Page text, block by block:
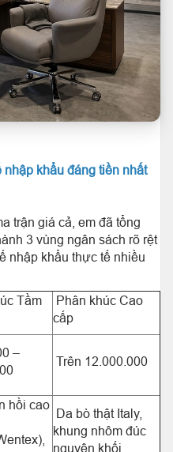
khẩu đáng tiền nhất
trận giá cả, em đã tổng
3 vùng ngân sách rõ rệt
nhập khẩu thực tế nhiều
Tầm
Phân khúc Cao
cấp
–
Trên 12.000.000
hồi cao
Da bò thật Italy,
khung nhôm đúc
nguyên khối